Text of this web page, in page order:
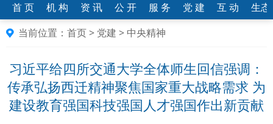
首 页 机 构 资 讯 公 开 服 务 党 建 互 动
生
当前位置： 首页> 党建 > 中央精神
习近平给四所交通大学全体师生回信强调：
传承弘扬西迁精神聚焦国家重大战略需求 为
建设教育强国科技强国人才强国作出新贡献